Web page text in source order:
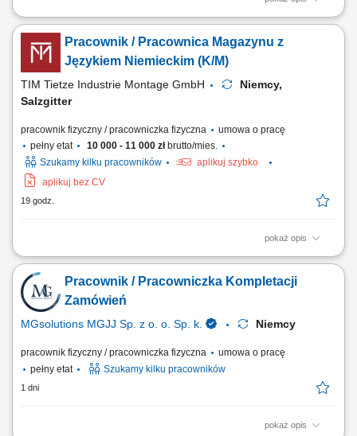
Opis stanowiska: Realizowanie procesów logistycznych obejmujących
kompletowanie zamówień, pakowanie towaru oraz szykowanie paczek
do wysyłki. Sprawny odbiór i wydawanie asortymentu magazynowego
oraz nadzór nad załadunkiem i rozładunkiem pojazdów dostawczych.
Prowadzenie weryfikacji...
Pracownik / Pracownica Magazynu z
Językiem Niemieckim (K/M)
TIM Tietze Industrie Montage GmbH
Niemcy,
Salzgitter
pracownik fizyczny / pracowniczka fizyczna
umowa o pracę
pełny etat
10 000 - 11 000 złbrutto/mies.
Szukamy kilku pracowników
aplikuj szybko
aplikuj bez CV
19 godz.
pokaż opis
Opis stanowiska: Przygotowywanie elementów oraz asortymentu
magazynowego do bezpiecznego transportu i wysyłki. Szybkie i
bezbłędne kompletowanie zamówień zgodnie z wytycznymi i kartami
technologicznymi. Przepakowywanie oraz sortowanie asortymentu z
zachowaniem najwyższych wymogów...
Pracownik / Pracowniczka Kompletacji
Zamówień
MGsolutions MGJJ Sp. z o. o. Sp. k. Niemcy
pracownik fizyczny / pracowniczka fizyczna
umowa o pracę
pełny etat
Szukamy kilku pracowników
1 dni
pokaż opis